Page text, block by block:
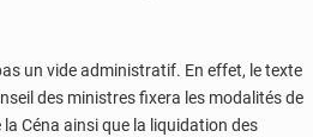
un vide administratif. En effet, le texte
des ministres fixera les modalités de
Céna ainsi que la liquidation des